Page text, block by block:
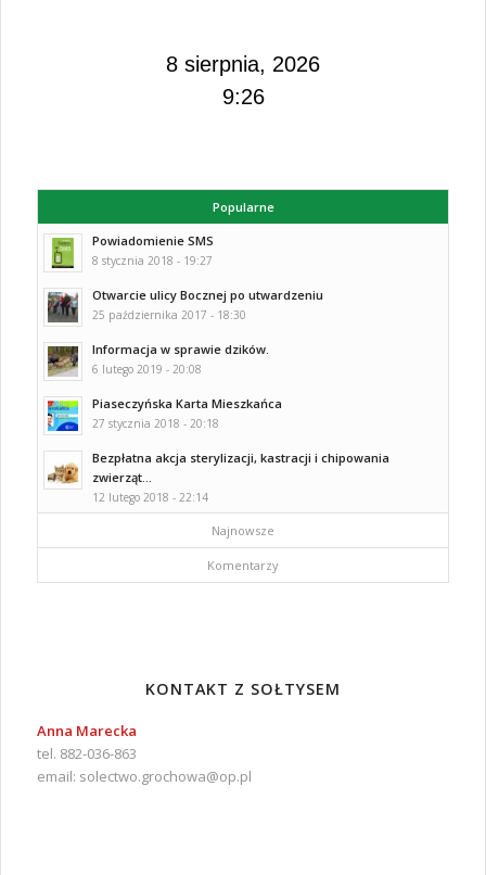
8 sierpnia, 2026
9:26
Popularne
Powiadomienie SMS
8 stycznia 2018 - 19:27
Otwarcie ulicy Bocznej po utwardzeniu
25 października 2017 - 18:30
Informacja w sprawie dzików.
6 lutego 2019 - 20:08
Piaseczyńska Karta Mieszkańca
27 stycznia 2018 - 20:18
Bezpłatna akcja sterylizacji, kastracji i chipowania
zwierząt...
12 lutego 2018 - 22:14
Najnowsze
Komentarzy
KONTAKT Z SOŁTYSEM
Anna Marecka
tel. 882-036-863
email: solectwo.grochowa@op.pl